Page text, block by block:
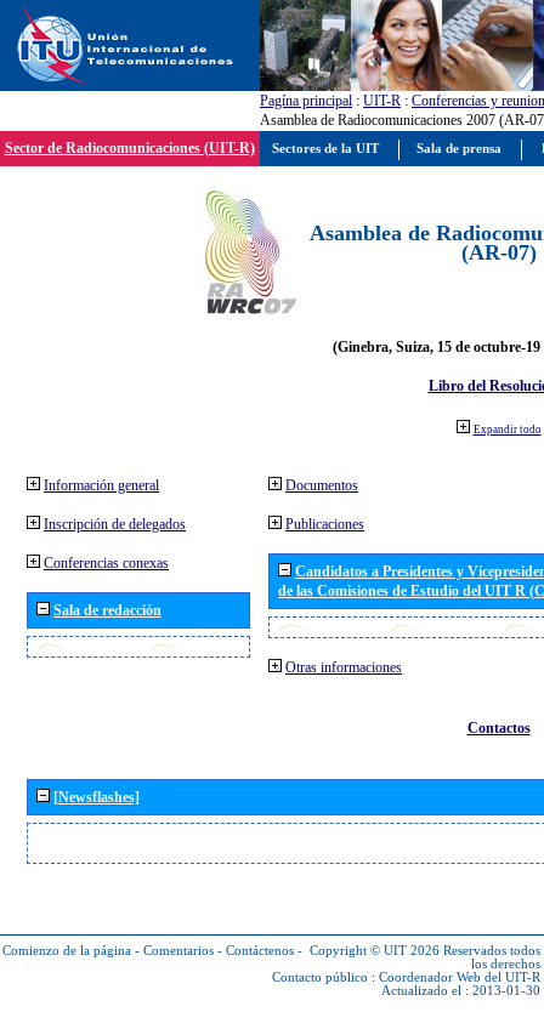
Pagína principal : UIT-R : Conferencias y
Asamblea de Radiocomunicaciones 2007 (AR-
Sector de Radiocomunicaciones (UIT-R)
Asamblea de
(AR-07)
(Ginebra, Suiza, 15 de octubre-19
Libro del
Expandir todo
Información general
Inscripción de delegados
Conferencias conexas
Sala de redacción
Documentos
Publicaciones
Candidatos a Presidentes y
de las Comisiones de Estudio del UIT R
Otras informaciones
Contactos
[Newsflashes]
Comienzo de la página - Comentarios - Contáctenos - Copyright © UIT 2026 Reservados todos
los derechos
Contacto público : Coordenador Web del UIT-R
Actualizado el : 2013-01-30
Sectores de la UIT Sala de prensa